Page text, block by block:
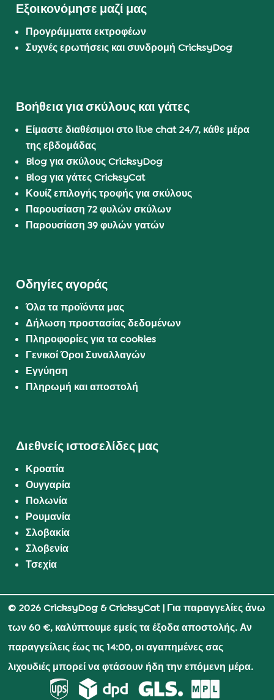
Εξοικονόμησε μαζί μας
Προγράμματα εκτροφέων
Συχνές ερωτήσεις και συνδρομή CricksyDog
Βοήθεια για σκύλους και γάτες
Είμαστε διαθέσιμοι στο live chat 24/7, κάθε μέρα
της εβδομάδας
Blog για σκύλους CricksyDog
Blog για γάτες CricksyCat
Κουίζ επιλογής τροφής για σκύλους
Παρουσίαση 72 φυλών σκύλων
Παρουσίαση 39 φυλών γατών
Οδηγίες αγοράς
Όλα τα προϊόντα μας
Δήλωση προστασίας δεδομένων
Πληροφορίες για τα cookies
Γενικοί Όροι Συναλλαγών
Εγγύηση
Πληρωμή και αποστολή
Διεθνείς ιστοσελίδες μας
Κροατία
Ουγγαρία
Πολωνία
Ρουμανία
Σλοβακία
Σλοβενία
Τσεχία
© 2026 CricksyDog & CricksyCat| Για παραγγελίες άνω
των 60 €, καλύπτουμε εμείς τα έξοδα αποστολής. Αν
παραγγείλεις έως τις 14:00, οι αγαπημένες σας
λιχουδιές μπορεί να φτάσουν ήδη την επόμενη μέρα.